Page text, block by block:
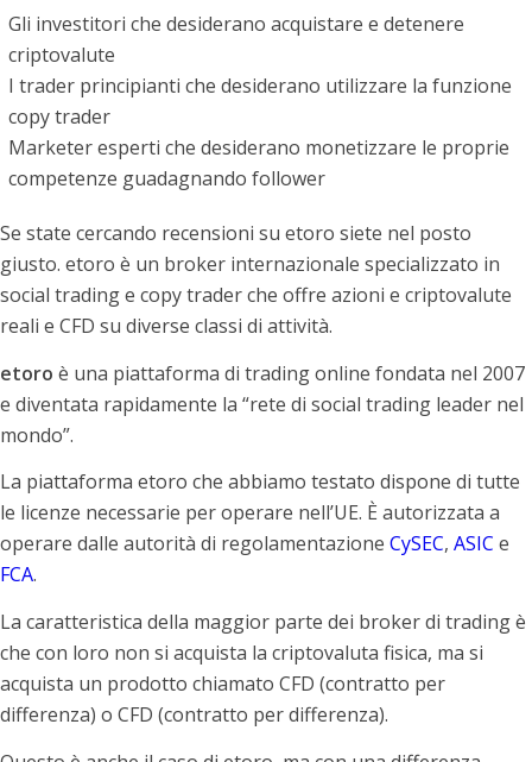
Gli investitori che desiderano acquistare e detenere
criptovalute
I trader principianti che desiderano utilizzare la funzione
copy trader
Marketer esperti che desiderano monetizzare le proprie
competenze guadagnando follower
Se state cercando recensioni su etoro siete nel posto
giusto. etoro è un broker internazionale specializzato in
social trading e copy trader che offre azioni e criptovalute
reali e CFD su diverse classi di attività.
etoro è una piattaforma di trading online fondata nel 2007
e diventata rapidamente la “rete di social trading leader nel
mondo”.
La piattaforma etoro che abbiamo testato dispone di tutte
le licenze necessarie per operare nell’UE. È autorizzata a
operare dalle autorità di regolamentazione CySEC, ASIC e
FCA.
La caratteristica della maggior parte dei broker di trading è
che con loro non si acquista la criptovaluta fisica, ma si
acquista un prodotto chiamato CFD (contratto per
differenza) o CFD (contratto per differenza).